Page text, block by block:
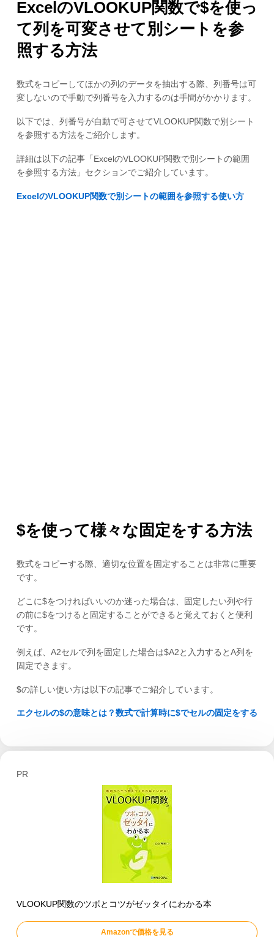
ExcelのVLOOKUP関数で$を使っ
て列を可変させて別シートを参
照する方法
数式をコピーしてほかの列のデータを抽出する際、列番号は可
変しないので手動で列番号を入力するのは手間がかかります。
以下では、列番号が自動で可させてVLOOKUP関数で別シート
を参照する方法をご紹介します。
詳細は以下の記事「ExcelのVLOOKUP関数で別シートの範囲
を参照する方法」セクションでご紹介しています。
ExcelのVLOOKUP関数で別シートの範囲を参照する使い方
$を使って様々な固定をする方法
数式をコピーする際、適切な位置を固定することは非常に重要
です。
どこに$をつければいいのか迷った場合は、固定したい列や行
の前に$をつけると固定することができると覚えておくと便利
です。
例えば、A2セルで列を固定した場合は$A2と入力するとA列を
固定できます。
$の詳しい使い方は以下の記事でご紹介しています。
エクセルの$の意味とは？数式で計算時に$でセルの固定をする
PR
VLOOKUP関数のツボとコツがゼッタイにわかる本
Amazonで価格を見る